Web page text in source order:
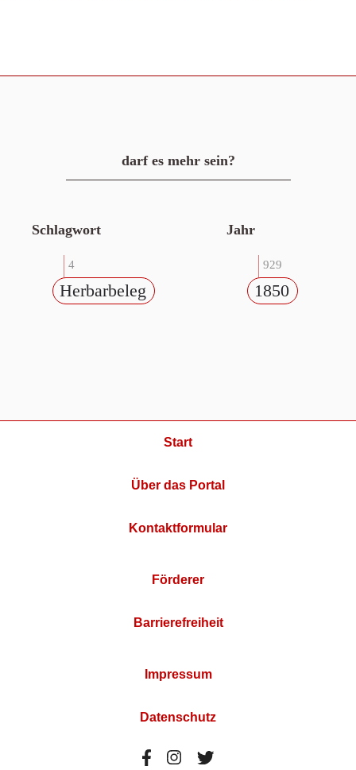
darf es mehr sein?
Schlagwort
4
Herbarbeleg
Jahr
929
1850
Start
Über das Portal
Kontaktformular
Förderer
Barrierefreiheit
Impressum
Datenschutz